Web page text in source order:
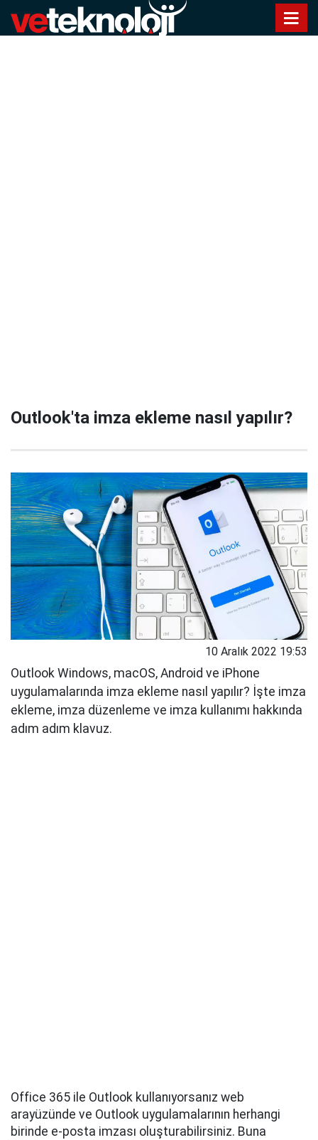
Outlook'ta imza ekleme nasıl yapılır?
10 Aralık 2022 19:53
Outlook Windows, macOS, Android ve iPhone
uygulamalarında imza ekleme nasıl yapılır? İşte imza
ekleme, imza düzenleme ve imza kullanımı hakkında
adım adım klavuz.
Office 365 ile Outlook kullanıyorsanız web
arayüzünde ve Outlook uygulamalarının herhangi
birinde e-posta imzası oluşturabilirsiniz. Buna